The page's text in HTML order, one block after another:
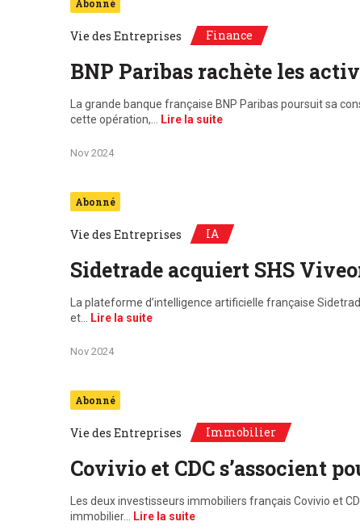
Abonné
Vie des Entreprises Finance
BNP Paribas rachète les
La grande banque française BNP Paribas poursuit sa
cette opération,…
Lire la suite
Nov 2024
Abonné
Vie des Entreprises IA
Sidetrade acquiert SHS
La plateforme d’intelligence artificielle française
et…
Lire la suite
Nov 2024
Abonné
Vie des Entreprises Immobilier
Covivio et CDC s’associent
Les deux investisseurs immobiliers français Covivio et
immobilier…
Lire la suite